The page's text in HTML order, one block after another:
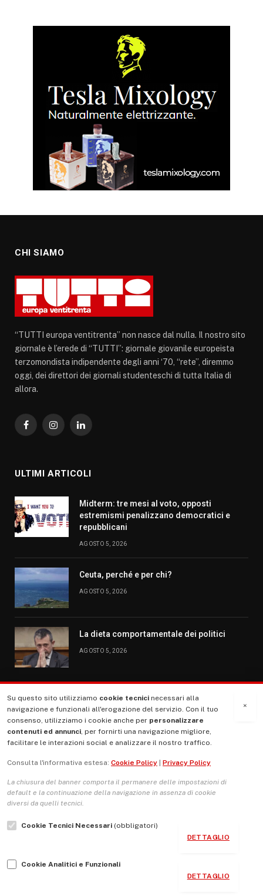
CHI SIAMO
“TUTTI europa ventitrenta” non nasce dal nulla. Il nostro sito
giornale è l’erede di “TUTTI”: giornale giovanile europeista
terzomondista indipendente degli anni ‘70, “rete”, diremmo
oggi, dei direttori dei giornali studenteschi di tutta Italia di
allora.
FacebookInstagramLinkedIn
ULTIMI ARTICOLI
Midterm: tre mesi al voto, opposti
estremismi penalizzano democratici e
repubblicani
AGOSTO 5, 2026
Ceuta, perché e per chi?
AGOSTO 5, 2026
La dieta comportamentale dei politici
AGOSTO 5, 2026
MENU
La Nostra Storia
Le Copertine
L’Associazione
Indirizzo Socio Politico Culturale
Guida per le autrici e gli autori
×
Su questo sito utilizziamo cookie tecnici necessari alla
navigazione e funzionali all'erogazione del servizio. Con il tuo
consenso, utilizziamo i cookie anche per personalizzare
contenuti ed annunci, per fornirti una navigazione migliore,
facilitare le interazioni social e analizzare il nostro traffico.
Consulta l'informativa estesa: Cookie Policy Privacy Policy
La chiusura del banner comporta il permanere delle impostazioni di
default e la continuazione della navigazione in assenza di cookie
diversi da quelli tecnici.
Cookie Tecnici Necessari (obbligatori)
DETTAGLIO
Cookie Analitici e Funzionali
DETTAGLIO